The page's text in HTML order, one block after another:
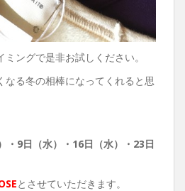
ングで是非お試しください。
なる冬の相棒になってくれると思
・9日（水）・16日（水）・23日
とさせていただきます。